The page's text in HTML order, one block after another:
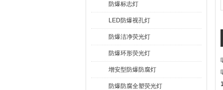
防爆标志灯
LED防爆视孔灯
防爆洁净荧光灯
防爆环形荧光灯
增安型防爆防腐灯
防爆防腐全塑荧光灯